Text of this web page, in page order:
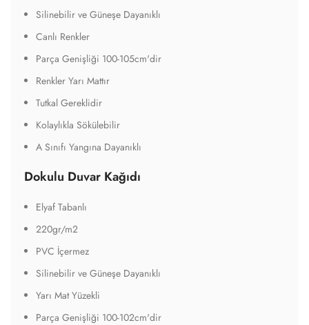
Silinebilir ve Güneşe Dayanıklı
Canlı Renkler
Parça Genişliği 100-105cm'dir
Renkler Yarı Mattır
Tutkal Gereklidir
Kolaylıkla Sökülebilir
A Sınıfı Yangına Dayanıklı
Dokulu Duvar Kağıdı
Elyaf Tabanlı
220gr/m2
PVC İçermez
Silinebilir ve Güneşe Dayanıklı
Yarı Mat Yüzekli
Parça Genişliği 100-102cm'dir